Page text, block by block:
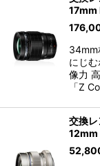
17mm
34mm
にじ
像力
「Z
交換
12mm